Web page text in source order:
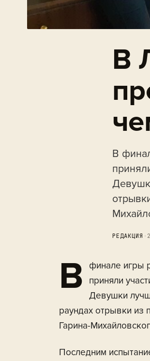
В
В
РЕДАКЦИЯ ·
В
финале игры
приняли
Девушки
раундах отрывки из
Гарина-
Последним